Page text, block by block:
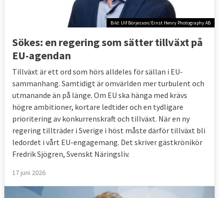
Bild: Ulf Börjesson/Ernst Henry Photography AB
Sökes: en regering som sätter tillväxt på
EU-agendan
Tillväxt är ett ord som hörs alldeles för sällan i EU-
sammanhang. Samtidigt är omvärlden mer turbulent och
utmanande än på länge. Om EU ska hänga med krävs
högre ambitioner, kortare ledtider och en tydligare
prioritering av konkurrenskraft och tillväxt. När en ny
regering tillträder i Sverige i höst måste därför tillväxt bli
ledordet i vårt EU-engagemang. Det skriver gästkrönikör
Fredrik Sjögren, Svenskt Näringsliv.
17 juni 2026